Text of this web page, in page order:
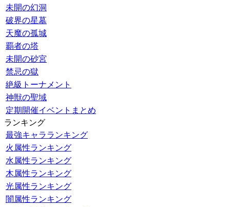
未開の幻洞
破界の星墓
天魔の孤城
覇者の塔
未開の砂宮
禁忌の獄
絶級トーナメント
神獣の聖域
定期開催イベントまとめ
ランキング
最強キャラランキング
火属性ランキング
水属性ランキング
木属性ランキング
光属性ランキング
闇属性ランキング